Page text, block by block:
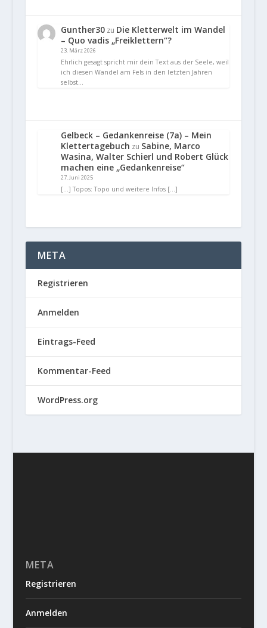
Gunther30zu Die Kletterwelt im Wandel
– Quo vadis „Freiklettern“?
23. März 2026
Ehrlich gesagt spricht mir dein Text aus der Seele, weil
ich diesen Wandel am Fels in den letzten Jahren
selbst…
Gelbeck – Gedankenreise (7a) – Mein
Klettertagebuch zu Sabine, Marco
Wasina, Walter Schierl und Robert Glück
machen eine „Gedankenreise“
27. Juni 2025
[…] Topos: Topo und weitere Infos […]
META
Registrieren
Anmelden
Eintrags-Feed
Kommentar-Feed
WordPress.org
META
Registrieren
Anmelden